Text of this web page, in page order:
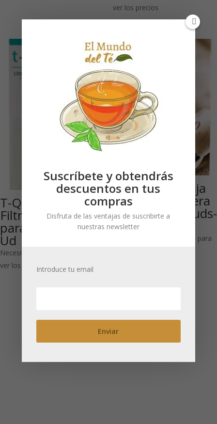
ver los precios
T-Quick M:caja
Filtro de papel
para tetera 100
Ud
Necesitas estar registrado para
ver los precios
Teeli-Flip Xl:Caja
Filtro para tetera
grande XL 60 uds-
30 cajas
Necesitas estar registrado para
Suscríbete y obtendrás
descuentos en tus
compras
Disfruta de las ventajas de suscribirte a
nuestras newsletter
Introduce tu email